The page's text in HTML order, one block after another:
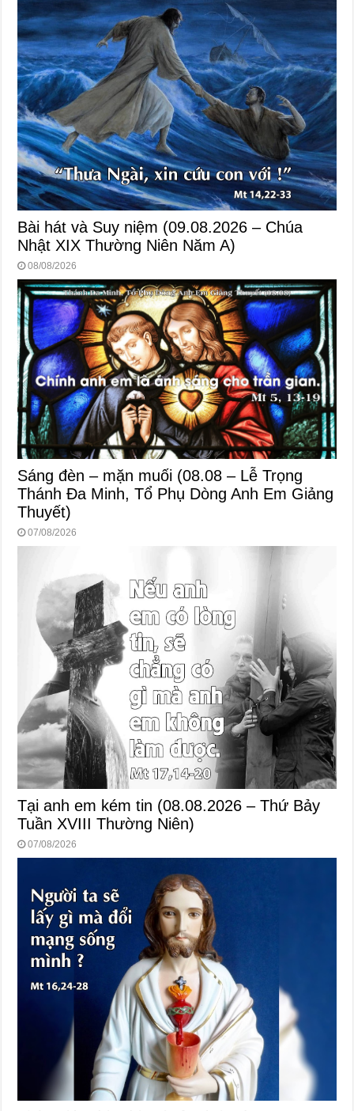
Bài hát và Suy niệm (09.08.2026 – Chúa
Nhật XIX Thường Niên Năm A)
08/08/2026
Sáng đèn – mặn muối (08.08 – Lễ Trọng
Thánh Đa Minh, Tổ Phụ Dòng Anh Em Giảng
Thuyết)
07/08/2026
Tại anh em kém tin (08.08.2026 – Thứ Bảy
Tuần XVIII Thường Niên)
07/08/2026